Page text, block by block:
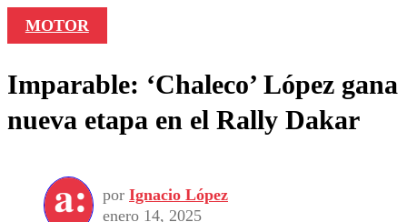
MOTOR
Imparable: ‘Chaleco’ López gana
nueva etapa en el Rally Dakar
por Ignacio López
enero 14, 2025